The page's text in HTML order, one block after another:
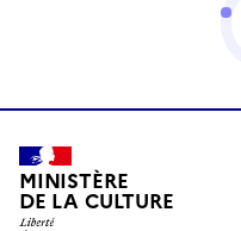
MINISTÈRE
DE LA CULTURE